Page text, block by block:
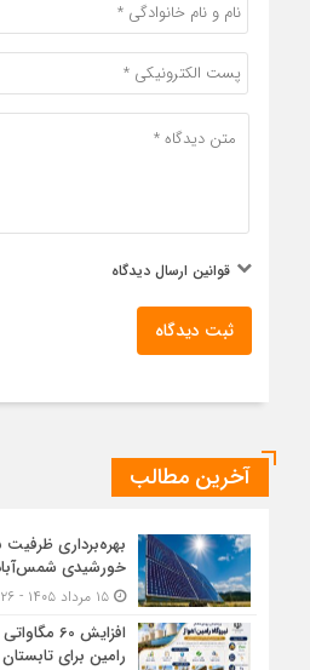
قوانین ارسال دیدگاه
ثبت دیدگاه
آخرین مطالب
خورشیدی
۱۵ مرداد ۱۴۰۵ - ۱۸:۲۶
افزایش 60
رامین برای